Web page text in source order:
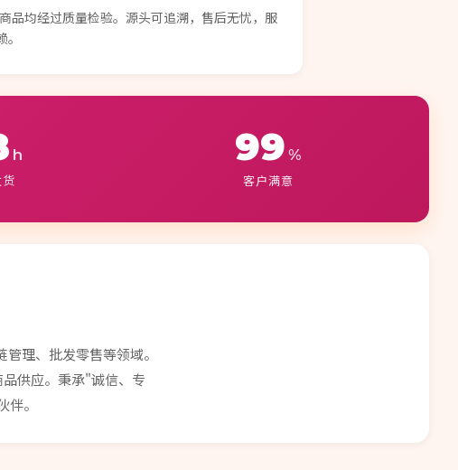
品均经过质量检验。源头可追溯，售后无忧，服
h 99 %
客户满意
理、批发零售等领域。
供应。秉承"诚信、专
。